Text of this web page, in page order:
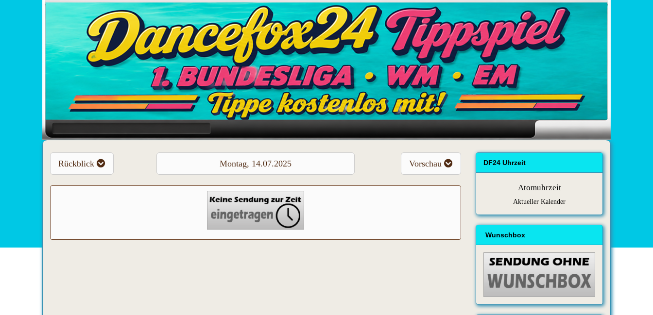
Rückblick Montag, 14.07.2025 Vorschau DF24 Uhrzeit
Atomuhrzeit
Aktueller Kalender
Wunschbox